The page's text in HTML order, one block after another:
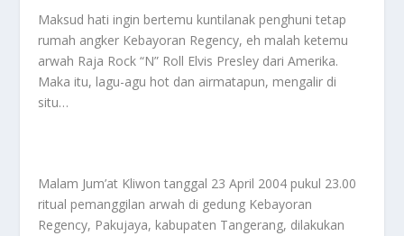
Maksud hati ingin bertemu kuntilanak penghuni tetap
rumah angker Kebayoran Regency, eh malah ketemu
arwah Raja Rock “N” Roll Elvis Presley dari Amerika.
Maka itu, lagu-agu hot dan airmatapun, mengalir di
situ…
Malam Jum’at Kliwon tanggal 23 April 2004 pukul 23.00
ritual pemanggilan arwah di gedung Kebayoran
Regency, Pakujaya, kabupaten Tangerang, dilakukan